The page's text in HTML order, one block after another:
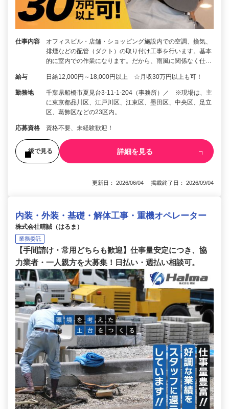
仕事内容
オフィスビル・店舗・ショッピング施設内での空調、換気、
排煙などの配管（ダクト）の取り付け工事を行います。基本
的に室内での作業になります。だから、雨風に関係なく仕…
給与 日給12,000円～18,000円以上 ☆月収30万円以上も可！
勤務地
千葉県船橋市夏見台3-11-1-204（事務所）／ ※現場は、主
に東京都品川区、江戸川区、江東区、墨田区、中央区、足立
区、葛飾区などの23区内。
応募資格 資格不要、未経験歓迎！
後で見る 詳細を見る
更新日： 2026/06/04 掲載終了日： 2026/09/04
内装・外装・基礎・解体工事・重機オペレーター
株式会社晴誠（はるま）
業務委託
【手間請け・常用どちらも歓迎】仕事量安定につき、協
力業者・一人親方を大募集！日払い・週払い相談可。